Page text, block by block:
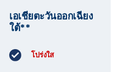
เอเชียตะวันออกเฉียง
ใต้**
โปร่งใส